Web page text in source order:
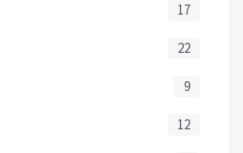
17
22
9
12